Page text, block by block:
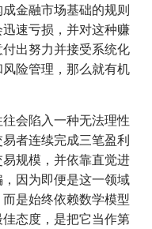
金融市场基础的规则
速亏损，并对这种赚
出努力并接受系统化
险管理，那么就有机
会陷入一种无法理性
者连续完成三笔盈利
规模，并依靠直觉进
因为即便是这一领域
是始终依赖数学模型
态度，是把它当作第